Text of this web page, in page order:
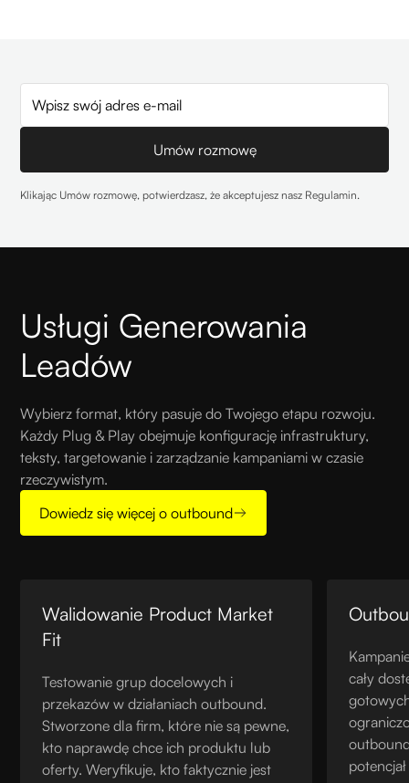
Klikając Umów rozmowę, potwierdzasz, że akceptujesz nasz Regulamin.
Usługi Generowania
Leadów
Wybierz format, który pasuje do Twojego etapu rozwoju.
Każdy Plug & Play obejmuje konfigurację infrastruktury,
teksty, targetowanie i zarządzanie kampaniami w czasie
rzeczywistym.
Dowiedz się więcej o outbound
Walidowanie Product Market
Fit
Testowanie grup docelowych i
przekazów w działaniach outbound.
Stworzone dla firm, które nie są pewne,
kto naprawdę chce ich produktu lub
oferty. Weryfikuje, kto faktycznie jest
cały